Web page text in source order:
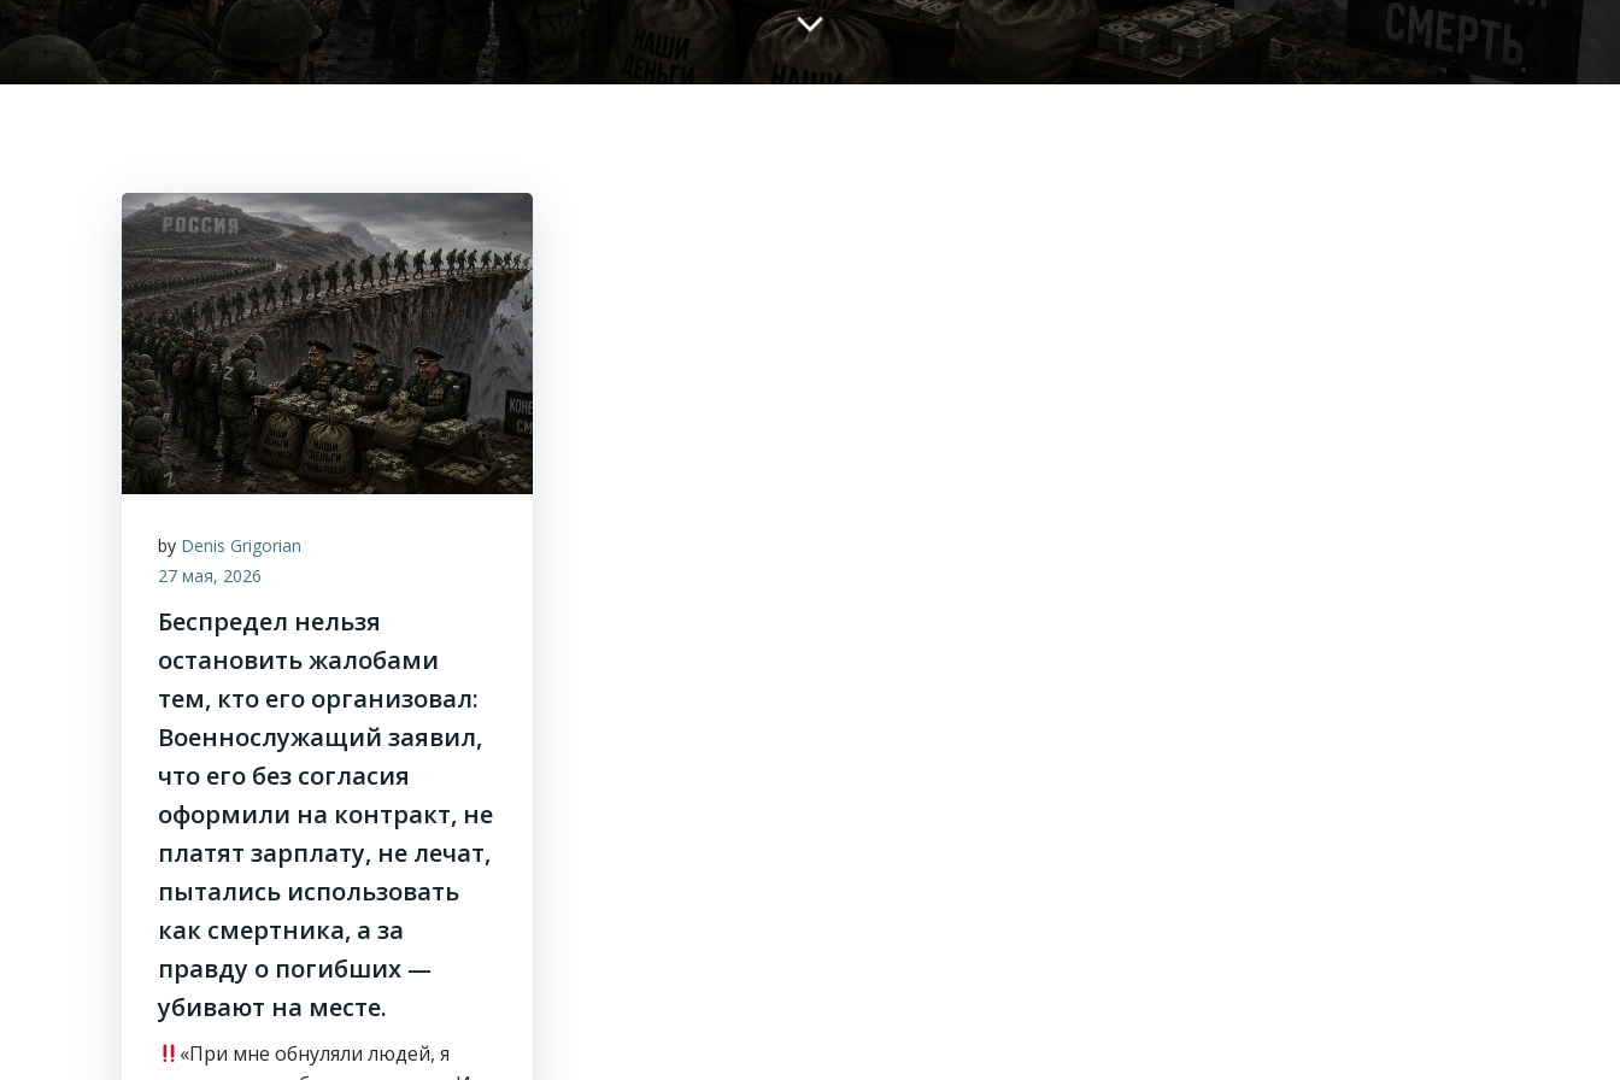
by Denis Grigorian
27 мая, 2026
Беспредел нельзя
остановить жалобами
тем, кто его организовал:
Военнослужащий заявил,
что его без согласия
оформили на контракт, не
платят зарплату, не лечат,
пытались использовать
как смертника, а за
правду о погибших —
убивают на месте.
«При мне обнуляли людей, я